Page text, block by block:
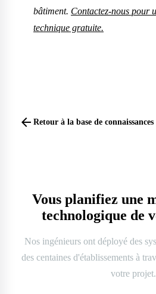
bâtiment. Contactez-nous pour
technique gratuite.
arrow_back Retour à la base de connaissances
Vous planifiez une
technologique de
Nos ingénieurs ont déployé des
des centaines d'établissements à
votre projet.